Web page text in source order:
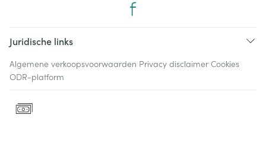
Juridische links
Algemene verkoopsvoorwaarden Privacy disclaimer Cookies
ODR-platform